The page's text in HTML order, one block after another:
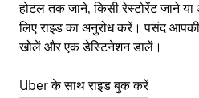
होटल तक जाने, किसी रेस्टोरेंट जाने
लिए राइड का अनुरोध करें। पसंद
खोलें और एक डेस्टिनेशन डालें।
Uber के साथ राइड बुक करें